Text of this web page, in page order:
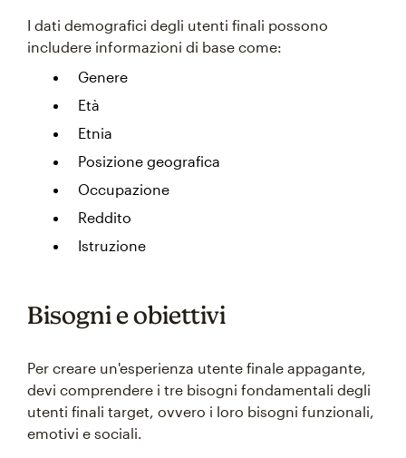
I dati demografici degli utenti finali possono
includere informazioni di base come:
Genere
Età
Etnia
Posizione geografica
Occupazione
Reddito
Istruzione
Bisogni e obiettivi
Per creare un'esperienza utente finale appagante,
devi comprendere i tre bisogni fondamentali degli
utenti finali target, ovvero i loro bisogni funzionali,
emotivi e sociali.